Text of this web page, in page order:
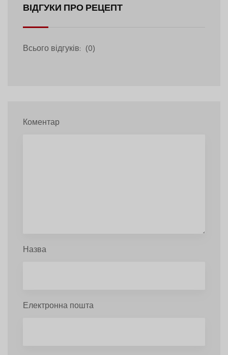
ВІДГУКИ ПРО РЕЦЕПТ
Всього відгуків: (0)
Коментар
Назва
Електронна пошта